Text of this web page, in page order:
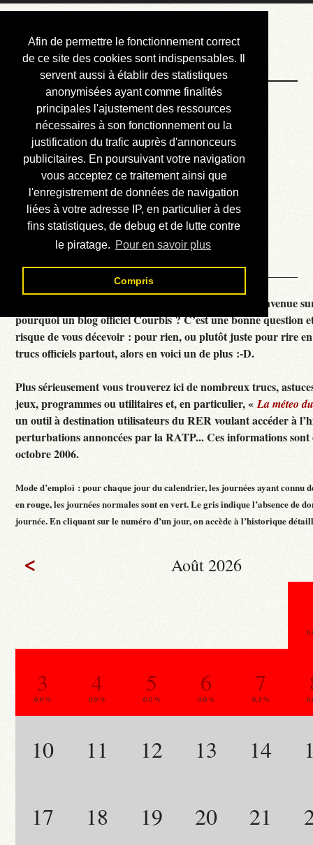
Afin de permettre le fonctionnement correct
de ce site des cookies sont indispensables. Il
servent aussi à établir des statistiques
anonymisées ayant comme finalités
principales l'ajustement des ressources
nécessaires à son fonctionnement ou la
justification du trafic auprès d'annonceurs
publicitaires. En poursuivant votre navigation
vous acceptez ce traitement ainsi que
l'enregistrement de données de navigation
liées à votre adresse IP, en particulier à des
fins statistiques, de debug et de lutte contre
le piratage. Pour en savoir plus
Compris
Courbis, « LE »
Blog Officiel
Bienvenue
Réalisations
Divers (et d’été)
Annonces
Liens externes
Téléchargement
Contact
Courbis, « LE » Blog Officiel - je vous souhaite la bienvenue
pourquoi un blog officiel Courbis ? C’est une bonne question
risque de vous décevoir : pour rien, ou plutôt juste pour rire
trucs officiels partout, alors en voici un de plus :-D.
Plus sérieusement vous trouverez ici de nombreux trucs,
jeux, programmes ou utilitaires et, en particulier, «La méteo
un outil à destination utilisateurs du RER voulant accéder à
perturbations annoncées par la RATP... Ces informations sont
octobre 2006.
Mode d’emploi : pour chaque jour du calendrier, les journées ayant connu
en rouge, les journées normales sont en vert. Le gris indique l’absence de
journée. En cliquant sur le numéro d’un jour, on accède à l’historique
< Août 2026
3
0.0 %
4
0.0 %
5
0.0 %
6
0.0 %
7
0.3 %
10 11 12 13 14
17 18 19 20 21